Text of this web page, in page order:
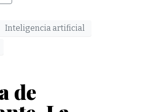
Inteligencia artificial
de